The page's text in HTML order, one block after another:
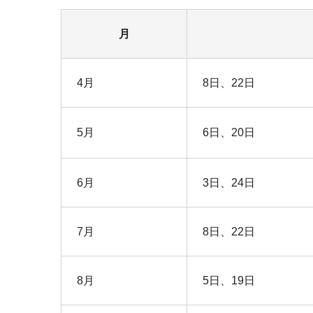
月
4月 8日、22日
5月 6日、20日
6月 3日、24日
7月 8日、22日
8月 5日、19日